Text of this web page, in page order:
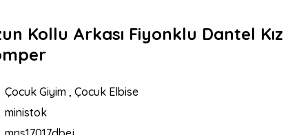
Kollu Arkası Fiyonklu Dantel Kız
Çocuk Giyim , Çocuk Elbise
ministok